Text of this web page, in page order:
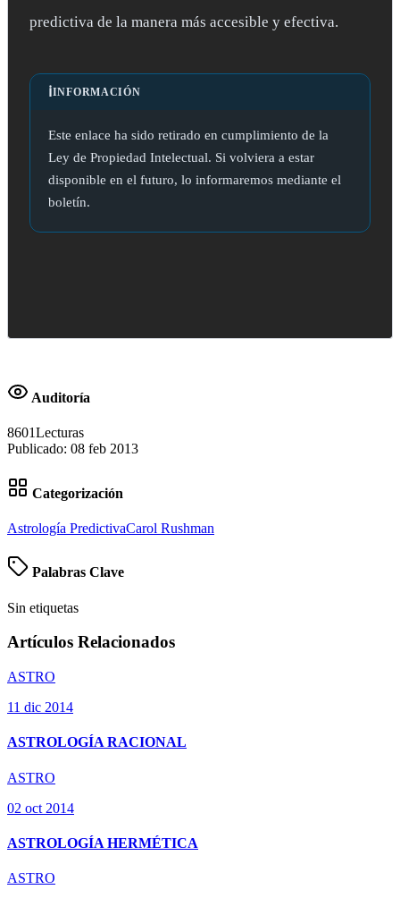
predictiva de la manera más accesible y efectiva.
ℹ️INFORMACIÓN
Este enlace ha sido retirado en cumplimiento de la
Ley de Propiedad Intelectual. Si volviera a estar
disponible en el futuro, lo informaremos mediante el
boletín.
Auditoría
8601Lecturas
Publicado: 08 feb 2013
Categorización
Astrología PredictivaCarol Rushman
Palabras Clave
Sin etiquetas
Artículos Relacionados
ASTRO
11 dic 2014
ASTROLOGÍA RACIONAL
ASTRO
02 oct 2014
ASTROLOGÍA HERMÉTICA
ASTRO